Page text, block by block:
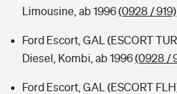
Limousine, ab 1996(0928 / 919)
Ford Escort, GAL (ESCORT
Diesel, Kombi, ab 1996(0928 /
Ford Escort, GAL (ESCORT